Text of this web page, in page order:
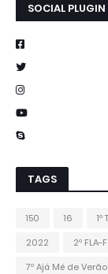
SOCIAL PLUGIN
TAGS
150 16
2022
2º FLA-
7º Ajá Mé de